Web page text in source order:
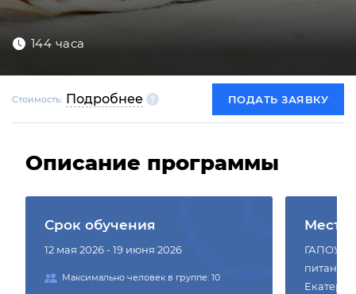
144 часа
Стоимость: Подробнее ПОДАТЬ ЗАЯВКУ
Описание программы
Срок обучения
12 мая 2026 - 19 июня 2026
Максимально человек в группе: 10
Место
ГАПОУ
питания